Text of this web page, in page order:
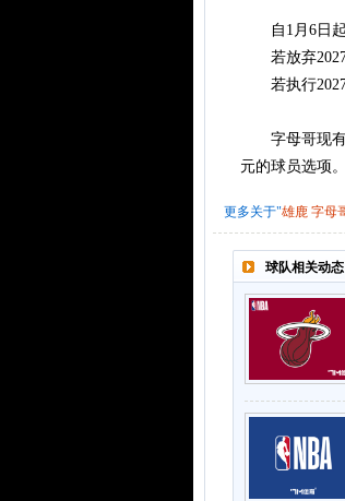
自1月6日起
若放弃2027-
若执行2027-
字母哥现有
元的球员选项。
更多关于"雄鹿 字母
球队相关动态